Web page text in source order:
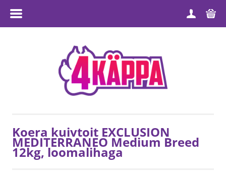
TOOTEGRUPID
MÜÜGITINGIMUSED
Koera kuivtoit EXCLUSION
MEDITERRANEO Medium Breed
12kg, loomalihaga